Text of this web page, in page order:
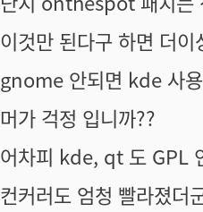
이것만 된다구 하면 더
gnome 안되면 kde 사
머가 걱정 입니까??
어차피 kde, qt 도 GPL
컨커러도 엄청 빨라졌더